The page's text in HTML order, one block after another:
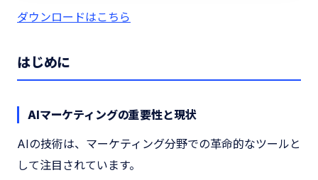
ダウンロードはこちら
はじめに
AIマーケティングの重要性と現状
AIの技術は、マーケティング分野での革命的なツールと
して注目されています。